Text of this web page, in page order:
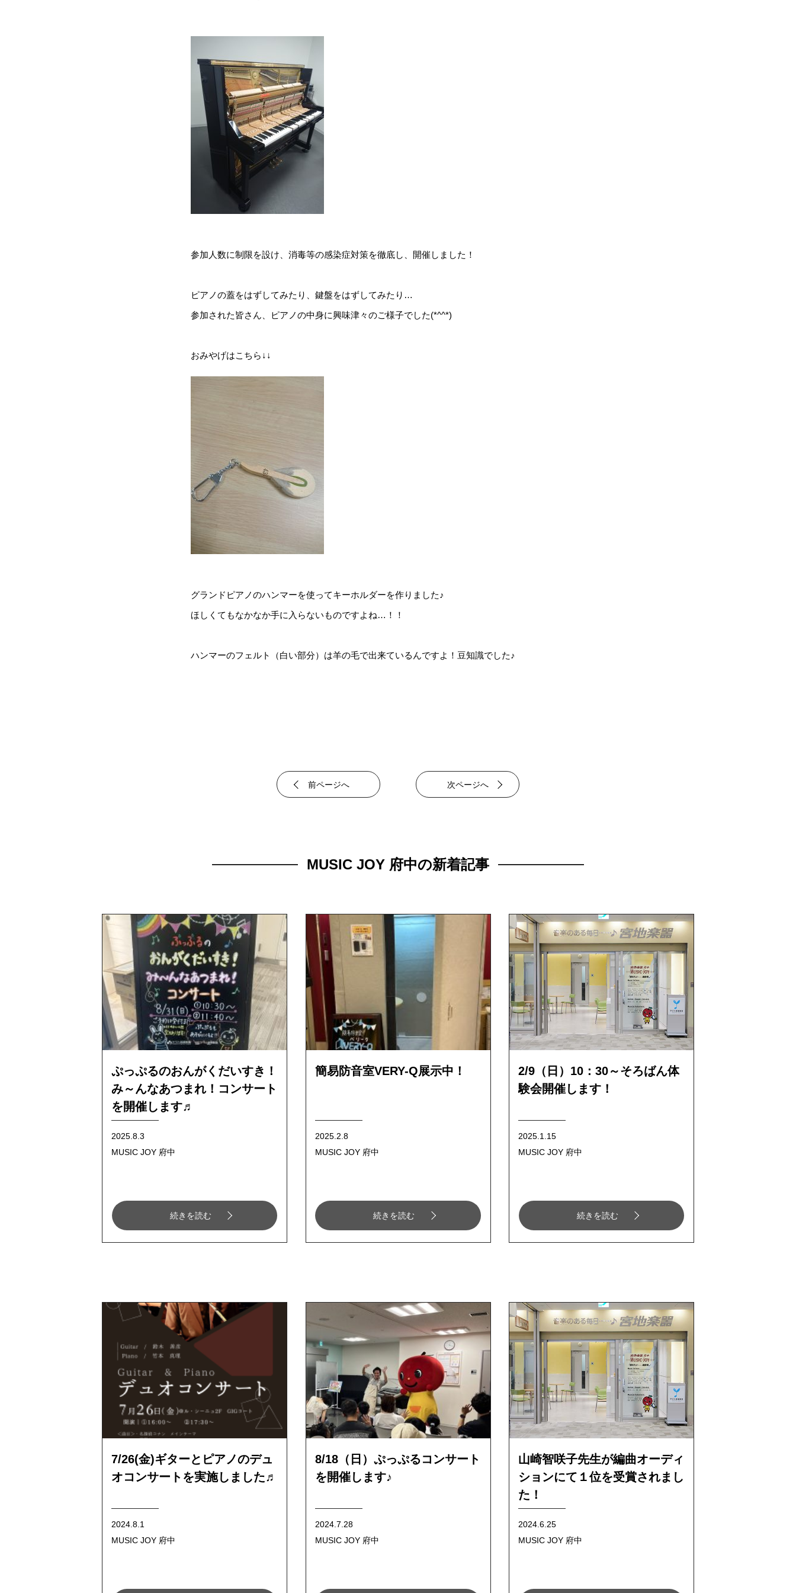
参加人数に制限を設け、消毒等の感染症対策を徹底し、開催しました！
ピアノの蓋をはずしてみたり、鍵盤をはずしてみたり…
参加された皆さん、ピアノの中身に興味津々のご様子でした(*^^*)
おみやげはこちら↓↓
グランドピアノのハンマーを使ってキーホルダーを作りました♪
ほしくてもなかなか手に入らないものですよね…！！
ハンマーのフェルト（白い部分）は羊の毛で出来ているんですよ！豆知識でした♪
前ページへ 次ページへ
MUSIC JOY 府中の新着記事
ぷっぷるのおんがくだいすき！
み～んなあつまれ！コンサート
を開催します♬
2025.8.3
MUSIC JOY 府中
続きを読む
簡易防音室VERY-Q展示中！
2025.2.8
MUSIC JOY 府中
続きを読む
2/9（日）10：30～そろばん体
験会開催します！
2025.1.15
MUSIC JOY 府中
続きを読む
7/26(金)ギターとピアノのデュ
オコンサートを実施しました♬
2024.8.1
MUSIC JOY 府中
8/18（日）ぷっぷるコンサート
を開催します♪
2024.7.28
MUSIC JOY 府中
山崎智咲子先生が編曲オーディ
ションにて１位を受賞されまし
た！
2024.6.25
MUSIC JOY 府中